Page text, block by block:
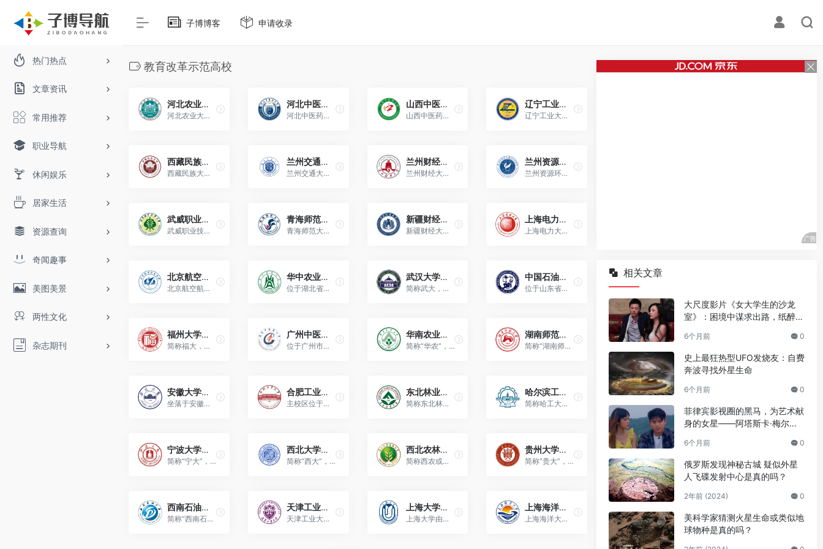
热门热点
文章资讯
常用推荐
职业导航
休闲娱乐
居家生活
资源查询
奇闻趣事
美图美景
两性文化
杂志期刊
子博博客 申请收录
教育改革示范高校
河北农业大学（Hebei Agricultural University）
河北农业大学是河北省人民政府与教育部、农业农村部、国家林业和草原局分别共建的省属重点骨干大学。
河北中医药大学（Hebei University of Chinese Medicine）
河北中医药大学是河北省人民政府与国家中医药管理局共建高校、教育部卓越医生（中医）教育培养计划改革试点高校。
山西中医药大学（Shanxi University of Chinese Medicine）
山西中医药大学由山西省人民政府与国家中医药管理局共建，为教育部首批卓越医生（中医）教育培养计划改革试点高校。
辽宁工业大学（Liaoning University of Technology）
辽宁工业大学坐落于辽宁省锦州市，是一所以工为主，理、工、经、管、文协调发展的省属全日制多科性大学。
西藏民族大学（Xizang Minzu University）
西藏民族大学是西藏自治区人民政府与中华人民共和国国家民族事务委员会共建高校。
兰州交通大学（Lanzhou Jiaotong University）
兰州交通大学是中国国家铁路集团有限公司、国家铁路局、甘肃省人民政府共建的甘肃省高水平大学。
兰州财经大学（Lanzhou University of Finance and Economics）
兰州财经大学由甘肃省人民政府举办、教育部批准的全日制普通高等学校。
兰州资源环境职业技术大学（Lanzhou Resource and Environment Vocational and Technical University）
兰州资源环境职业技术大学由甘肃省人民政府举办，甘肃省、应急管理部、中国气象局共建的本科层次职业学校。
武威职业技术大学（Wuwei Vocational and Technical University）
武威职业技术大学是“国家示范性高等职业院校建设计划”骨干高职院校、甘肃省示范性高职院校。
青海师范大学（Qinghai Normal University）
青海师范大学位于青海省西宁市，是博士学位授予单位、国家级藏汉双语人才培养培训基地。
新疆财经大学（Xinjiang University of Finance and Economics）
新疆财经大学位于新疆维吾尔自治区乌鲁木齐市。是新疆重点建设高校、博士学位授予单位。
上海电力大学（Shanghai University of Electric Power）
上海电力大学是中央与上海市共建、上海市主管的全日制普通高等院校。
北京航空航天大学（Beihang University）
北京航空航天大学是隶属于中华人民共和国工业和信息化部的全国第一批16所重点高校。
华中农业大学（Huazhong Agricultural University）
位于湖北省武汉市，是中华人民共和国教育部直属的一所以生命科学为特色，农、理、工、文、法、经、管协调发展的全国重点大学。
武汉大学（Wuhan University）
简称武大，位于武汉市，是中华人民共和国教育部直属的综合性全国重点大学。
中国石油大学（华东）（China University of Petroleum（East China））
位于山东省青岛市，是中华人民共和国教育部直属全国重点大学，教育部和五大能源企业集团公司、教育部和山东省人民政府共建。
福州大学（Fuzhou University）
简称福大，位于福建省福州市，创建于1958年，是国家“双一流”建设高校，国家“211工程”建设高校，国家教育部、国家国防科技工业局与福建省人民政府共建高校。
广州中医药大学（Guangzhou University of Chinese Medicine）
位于广州市，是教育部、国家中医药管理局与广东省人民政府共建高校，是国家“双一流”建设高校。
华南农业大学（South China Agricultural University）
简称“华农”，位于广东省广州市，全国重点大学、国家“双一流”建设高校，是一所以农业科学和生命科学为优势，广东省人民政府和农业农村部共建的省部共建大学。
湖南师范大学（Hunan Normal University）
简称“湖南师大”，位于湖南省长沙市，入选首批国家“211工程”重点建设大学、国家“双一流”建设高校、教育部与湖南省重点共建的部省共建“双一流”建设高校。
安徽大学（Anhui University）
坐落于安徽省合肥市；是教育部与安徽省人民政府共建高校，国家国防科技工业局与安徽省人民政府共建高校。
合肥工业大学（Hefei University of Technology）
主校区位于安徽省合肥市，是中华人民共和国教育部直属的全国重点大学，由教育部、安徽省人民政府、工业和信息化部和国家国防科技工业局共建。
东北林业大学（Northeast Forestry University）
简称东北林大（NEFU），位于黑龙江省哈尔滨市，是一所以林科为优势、林业工程为特色的中华人民共和国教育部直属高校。
哈尔滨工业大学（Harbin Institute of Technology）
简称哈工大，位于黑龙江省哈尔滨市南岗区，是由工业和信息化部直属的全国重点大学。
宁波大学（Ningbo University）
简称“宁大”，坐落于浙江省宁波市，是中华人民共和国教育部、浙江省人民政府、宁波市人民政府共建高校，是国家海洋局、宁波市人民政府共建高校。
西北大学（Northwest University）
简称“西大”，坐落于陕西省西安市，是中华人民共和国教育部与陕西省人民政府共建的综合性全国重点大学。
西北农林科技大学（Northwest A&F University）
简称西农或西北农大，坐落于陕西杨凌示范区，是中华人民共和国教育部直属的全国重点大学，中央直管副部级建制高校。
贵州大学（Guizhou University）
简称“贵大”，位于贵州省贵阳市，是教育部与贵州省人民政府“以部为主、部省合建”高校，是国家“双一流”建设高校、“211工程”重点建设高校。
西南石油大学（Southwest Petroleum University）
简称“西南石大”（SWPU），主校区坐落于四川省成都市，由教育部、四川省与中国石油天然气集团有限公司、中国石油化工集团有限公司、中国海洋石油集团有限公司共建。
天津工业大学（Tiangong University）
天津工业大学是由教育部、国防科工局与天津市共建的全日制普通高等本科院校。
上海大学（Shanghai University）
上海大学由上海市人民政府举办，是教育部与上海市人民政府共建的全日制普通高等学校。
上海海洋大学（Shanghai Ocean University）
上海海洋大学是上海市人民政府与国家海洋局、农业农村部共建高校。
相关文章
大尺度影片《女大学生的沙龙
室》：困境中谋求出路，纸醉金
6个月前 0
史上最狂热型UFO发烧友：自费
奔波寻找外星生命
6个月前 0
菲律宾影视圈的黑马，为艺术献
身的女星——阿塔斯卡·梅尔卡
6个月前 0
俄罗斯发现神秘古城 疑似外星
人飞碟发射中心是真的吗？
2年前 (2024) 0
美科学家猜测火星生命或类似地
球物种是真的吗？